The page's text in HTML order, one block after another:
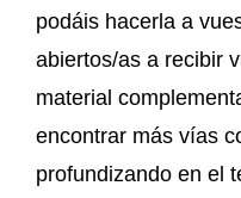
podáis hacerla a
abiertos/as a recibir
material
encontrar más vías
profundizando en el